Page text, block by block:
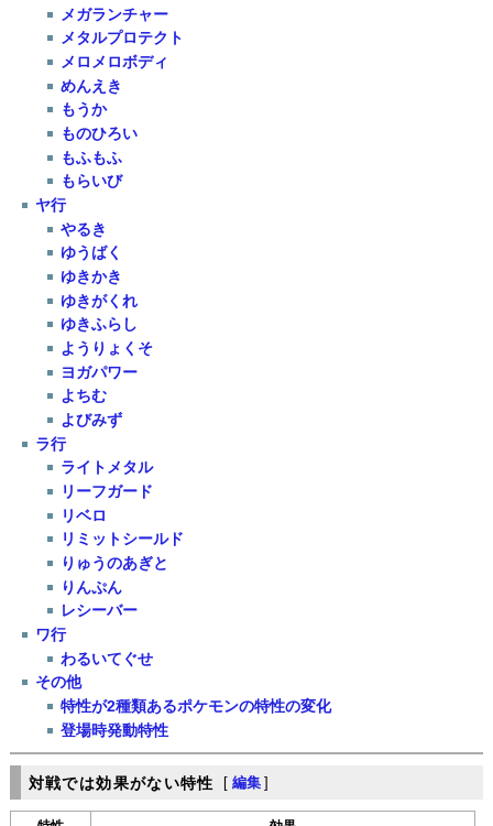
メガランチャー
メタルプロテクト
メロメロボディ
めんえき
もうか
ものひろい
もふもふ
もらいび
ヤ行
やるき
ゆうばく
ゆきかき
ゆきがくれ
ゆきふらし
ようりょくそ
ヨガパワー
よちむ
よびみず
ラ行
ライトメタル
リーフガード
リベロ
リミットシールド
りゅうのあぎと
りんぷん
レシーバー
ワ行
わるいてぐせ
その他
特性が2種類あるポケモンの特性の変化
登場時発動特性
対戦では効果がない特性 [ 編集 ]